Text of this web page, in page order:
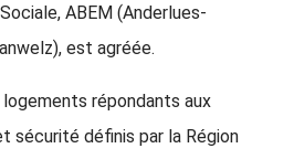
ABEM (Anderlues-
est agréée.
répondants aux
sécurité définis par la Région